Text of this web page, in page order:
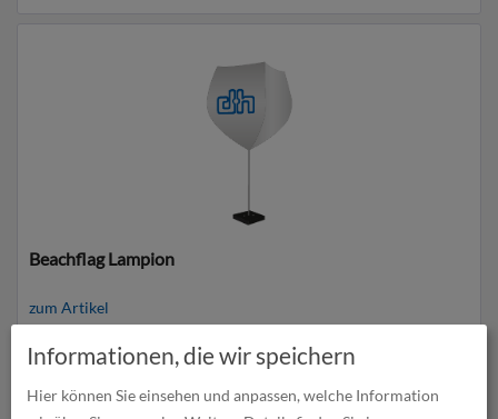
Beachflag Lampion
zum Artikel
Informationen, die wir speichern
Hier können Sie einsehen und anpassen, welche Information